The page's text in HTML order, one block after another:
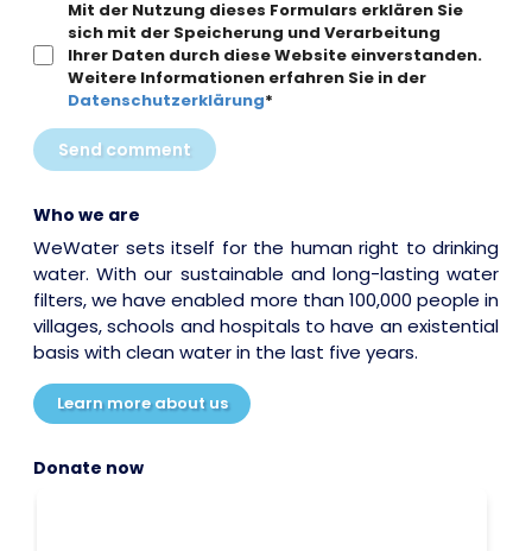
Mit der Nutzung dieses Formulars erklären Sie
sich mit der Speicherung und Verarbeitung
Ihrer Daten durch diese Website einverstanden.
Weitere Informationen erfahren Sie in der
Datenschutzerklärung*
Send comment
Who we are
WeWater sets itself for the human right to drinking
water. With our sustainable and long-lasting water
filters, we have enabled more than 100,000 people in
villages, schools and hospitals to have an existential
basis with clean water in the last five years.
Learn more about us
Donate now